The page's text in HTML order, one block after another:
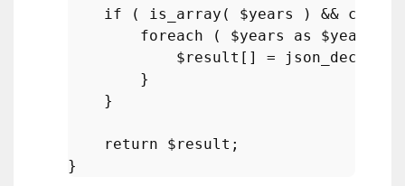
if ( is_array ( $years ) && count
foreach ( $years as $year
$result [] = json_decode
        }
    }
return $result ;